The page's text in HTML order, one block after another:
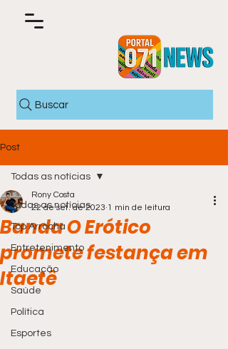
Buscar
Post
Todas as notícias
Top Arrocha
Entretenimento
Educação
Saúde
Política
Esportes
Todas as notícias
Banda O Erótico
promete festança em
Itaetê
Rony Costa
22 de set. de 2023 1 min de leitura